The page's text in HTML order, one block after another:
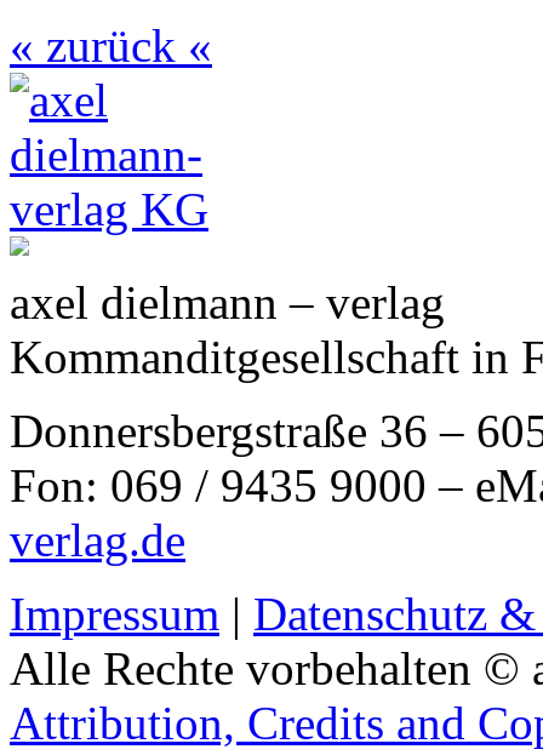
« zurück «
axel dielmann – verlag
Kommanditgesellschaft in
Donnersbergstraße 36 –
Fon: 069 / 9435 9000 –
verlag.de
Impressum | Datenschutz
Alle Rechte vorbehalten ©
Attribution, Credits and